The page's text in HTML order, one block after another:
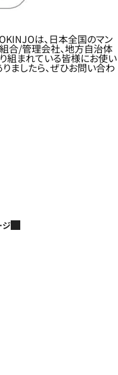
は、日本全国のマン
組合/管理会社、地方自治体
組まれている皆様にお使い
ましたら、ぜひお問い合わ
ジ